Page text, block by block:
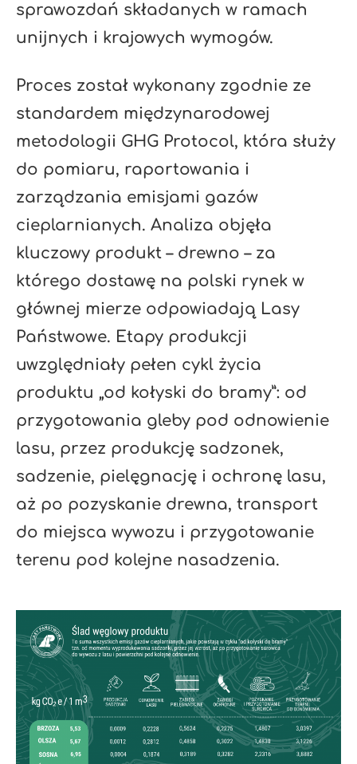
sprawozdań składanych w ramach
unijnych i krajowych wymogów.
Proces został wykonany zgodnie ze
standardem międzynarodowej
metodologii GHG Protocol, która służy
do pomiaru, raportowania i
zarządzania emisjami gazów
cieplarnianych. Analiza objęła
kluczowy produkt – drewno – za
którego dostawę na polski rynek w
głównej mierze odpowiadają Lasy
Państwowe. Etapy produkcji
uwzględniały pełen cykl życia
produktu „od kołyski do bramy”: od
przygotowania gleby pod odnowienie
lasu, przez produkcję sadzonek,
sadzenie, pielęgnację i ochronę lasu,
aż po pozyskanie drewna, transport
do miejsca wywozu i przygotowanie
terenu pod kolejne nasadzenia.